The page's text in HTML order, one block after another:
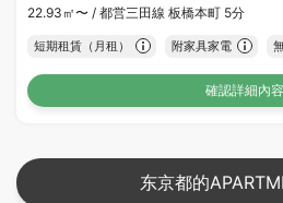
22.93㎡〜 / 都営三田線 板橋本町 5分
短期租賃（月租） 附家具家電
確認詳細內容
东京都的